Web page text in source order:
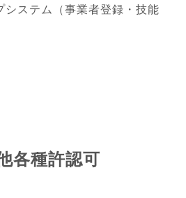
システム（事業者登録・技能
各種許認可